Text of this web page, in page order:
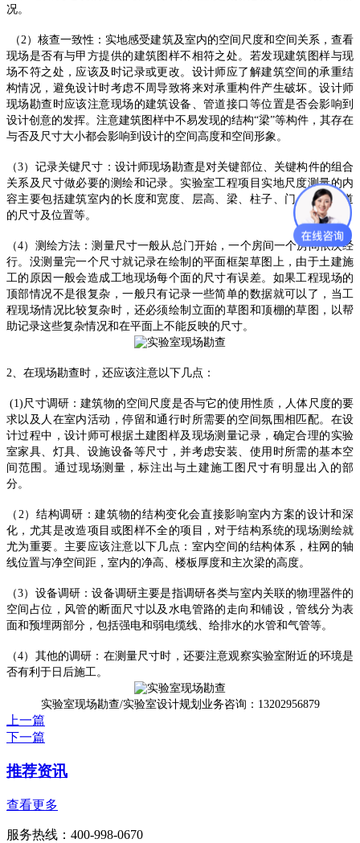
况。
（ 2 ）核查一致性：实地感受建筑及室内的空间尺度和空间关系，查看
现场是否有与甲方提供的建筑图样不相符之处。若发现建筑图样与现
场不符之处，应该及时记录或更改。设计师应了解建筑空间的承重结
构情况，避免设计时考虑不周导致将来对承重构件产生破坏。设计师
现场勘查时应该注意现场的建筑设备、管道接口等位置是否会影响到
设计创意的发挥。注意建筑图样中不易发现的结构“梁”等构件，其存在
与否及尺寸大小都会影响到设计的空间高度和空间形象。
（3）记录关键尺寸：设计师现场勘查是对关键部位、关键构件的组合
关系及尺寸做必要的测绘和记录。实验室工程项目实地尺度测量的内
容主要包括建筑室内的长度和宽度、层高、梁、柱子、门、窗和管道
的尺寸及位置等。
（4）测绘方法：测量尺寸一般从总门开始，一个房间一个房间依次经
行。没测量完一个尺寸就记录在绘制的平面框架草图上，由于土建施
工的原因一般会造成工地现场每个面的尺寸有误差。如果工程现场的
顶部情况不是很复杂，一般只有记录一些简单的数据就可以了，当工
程现场情况比较复杂时，还必须绘制立面的草图和顶棚的草图，以帮
助记录这些复杂情况和在平面上不能反映的尺寸。
2 、在现场勘查时，还应该注意以下几点：
(1) 尺寸调研：建筑物的空间尺度是否与它的使用性质，人体尺度的要
求以及人在室内活动，停留和通行时所需要的空间氛围相匹配。在设
计过程中，设计师可根据土建图样及现场测量记录，确定合理的实验
室家具、灯具、设施设备等尺寸，并考虑安装、使用时所需的基本空
间范围。通过现场测量，标注出与土建施工图尺寸有明显出入的部
分。
（ 2 ）结构调研：建筑物的结构变化会直接影响室内方案的设计和深
化，尤其是改造项目或图样不全的项目，对于结构系统的现场测绘就
尤为重要。主要应该注意以下几点：室内空间的结构体系，柱网的轴
线位置与净空间距，室内的净高、楼板厚度和主次梁的高度。
（3）设备调研：设备调研主要是指调研各类与室内关联的物理器件的
空间占位，风管的断面尺寸以及水电管路的走向和铺设，管线分为表
面和预埋两部分，包括强电和弱电缆线、给排水的水管和气管等。
（4）其他的调研：在测量尺寸时，还要注意观察实验室附近的环境是
否有利于日后施工。
实验室现场勘查/实验室设计规划业务咨询：13202956879
上一篇
下一篇
推荐资讯
查看更多
服务热线：400-998-0670